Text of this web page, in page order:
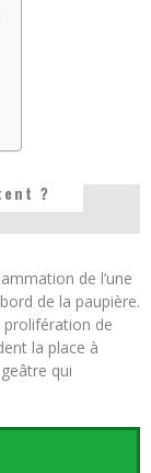
?
de l’une
de la paupière.
prolifération de
la place à
qui